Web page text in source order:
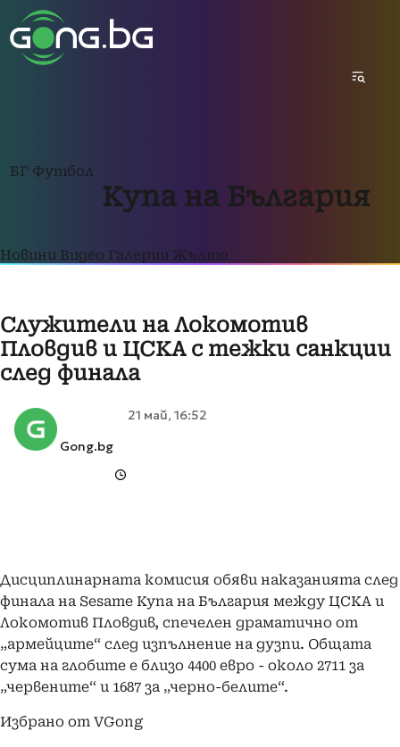
БГ Футбол
Купа на България
Новини Видео Галерии Жълто
Служители на Локомотив
Пловдив и ЦСКА с тежки санкции
след финала
Gong.bg
21 май, 16:52
Дисциплинарната комисия обяви наказанията след
финала на Sesame Купа на България между ЦСКА и
Локомотив Пловдив, спечелен драматично от
„армейците“ след изпълнение на дузпи. Общата
сума на глобите е близо 4400 евро - около 2711 за
„червените“ и 1687 за „черно-белите“.
Избрано от VGong